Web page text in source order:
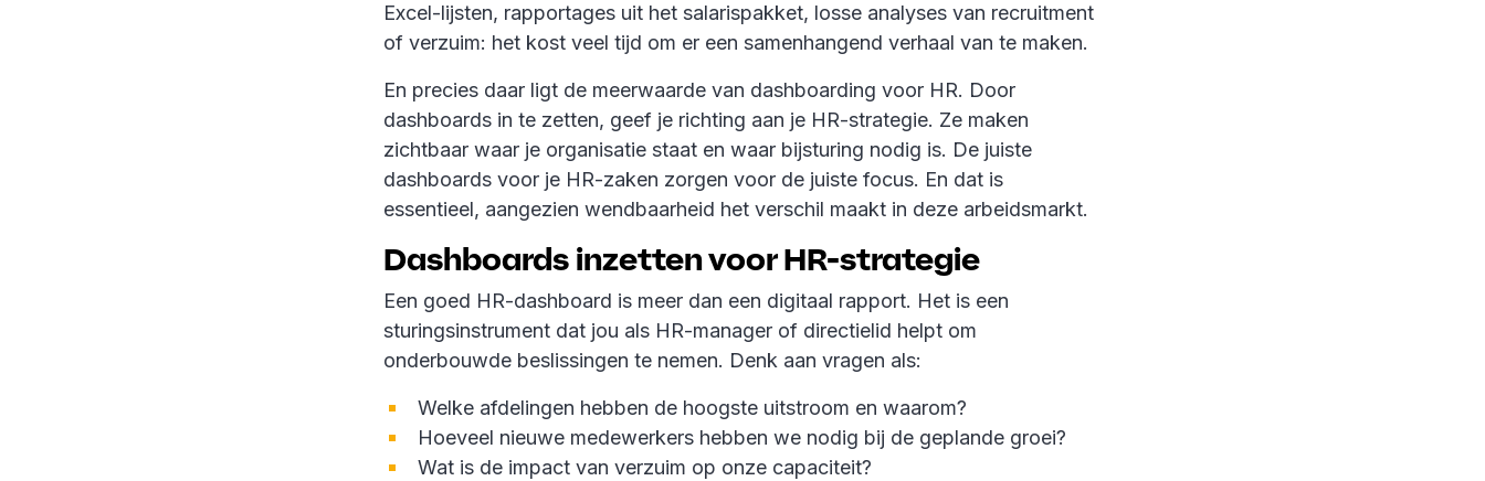
Excel-lijsten, rapportages uit het salarispakket, losse analyses van recruitment
of verzuim: het kost veel tijd om er een samenhangend verhaal van te maken.
En precies daar ligt de meerwaarde van dashboarding voor HR. Door
dashboards in te zetten, geef je richting aan je HR-strategie. Ze maken
zichtbaar waar je organisatie staat en waar bijsturing nodig is. De juiste
dashboards voor je HR-zaken zorgen voor de juiste focus. En dat is
essentieel, aangezien wendbaarheid het verschil maakt in deze arbeidsmarkt.
Dashboards inzetten voor HR-strategie
Een goed HR-dashboard is meer dan een digitaal rapport. Het is een
sturingsinstrument dat jou als HR-manager of directielid helpt om
onderbouwde beslissingen te nemen. Denk aan vragen als:
Welke afdelingen hebben de hoogste uitstroom en waarom?
Hoeveel nieuwe medewerkers hebben we nodig bij de geplande groei?
Wat is de impact van verzuim op onze capaciteit?